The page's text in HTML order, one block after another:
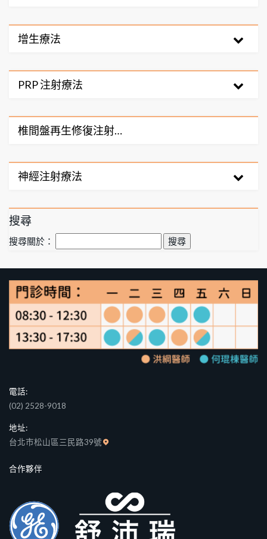
增生療法
PRP 注射療法
椎間盤再生修復注射…
神經注射療法
搜尋
搜尋關於：
電話:
(02) 2528-9018
地址:
台北市松山區三民路39號
合作夥伴